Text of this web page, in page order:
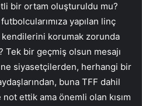
bir ortam oluşturuldu mu?
yapılan linç
korumak zorunda
Tek bir geçmiş olsun mesajı
ne siyasetçilerden, herhangi bir
buna TFF dahil
ettik ama önemli olan kısım